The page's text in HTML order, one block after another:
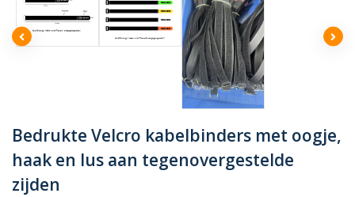
Bedrukte Velcro kabelbinders met oogje,
haak en lus aan tegenovergestelde
zijden